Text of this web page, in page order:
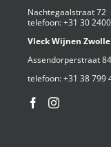
Nachtegaalstraat 72
telefoon:+31 30
Vleck Wijnen Zwolle
Assendorperstraat 84
telefoon:+31 38 799